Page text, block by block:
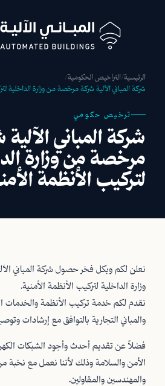
الرئيسية/التراخيص الحكومية/
شركة المباني الآلية شركة مرخصة من وزارة الداخلية
ترخيص حكومي
شركة المباني
مرخصة من وزارة
لتركيب الأنظمة
نعلن لكم وبكل فخر حصول شركة المباني
وزارة الداخلية لتركيب الأنظمة الأمنية.
نقدم لكم خدمة تركيب الأنظمة والخدمات
والمباني التجارية بالتوافق مع إرشادات
فضلاً عن تقديم أحدث وأجود الشبكات
الأمن والسلامة وذلك لأننا نعمل مع نخبة
والمهندسين والمقاولين.